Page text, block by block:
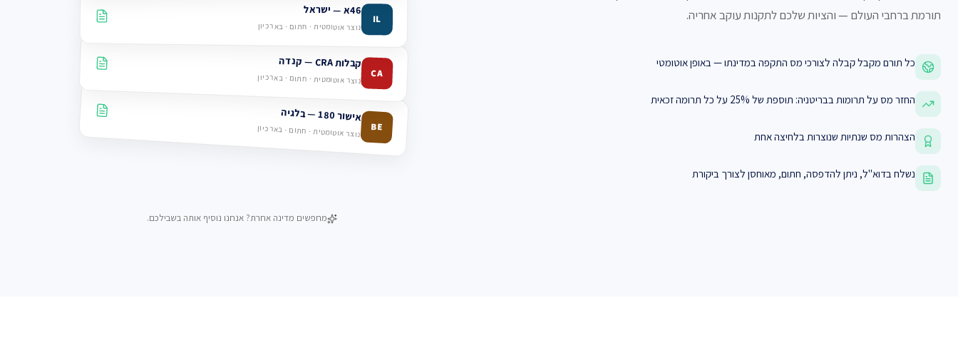
תורמת ברחבי העולם — והציות שלכם לתקנות עוקב אחריה.
כל תורם מקבל קבלה לצורכי מס התקפה במדינתו — באופן אוטומטי
החזר מס על תרומות בבריטניה: תוספת של 25% על כל תרומה זכאית
הצהרות מס שנתיות שנוצרות בלחיצה אחת
נשלח בדוא"ל, ניתן להדפסה, חתום, מאוחסן לצורך ביקורת
IL
46א — ישראל
נוצר אוטומטית · חתום · בארכיון
CA
קבלות CRA — קנדה
נוצר אוטומטית · חתום · בארכיון
BE
אישור 180 — בלגיה
נוצר אוטומטית · חתום · בארכיון
מחפשים מדינה אחרת? אנחנו נוסיף אותה בשבילכם.